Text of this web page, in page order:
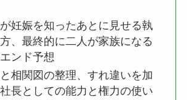
妊娠を知ったあとに見せる執
、最終的に二人が家族になる
ンド予想
相関図の整理、すれ違いを加
長としての能力と権力の使い